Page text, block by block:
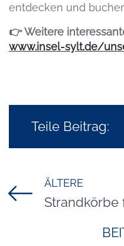
entdecken und
👉 Weitere
www.insel-sylt.de/
Teile Beitrag:
ÄLTERE
Titel für
Strandkörbe